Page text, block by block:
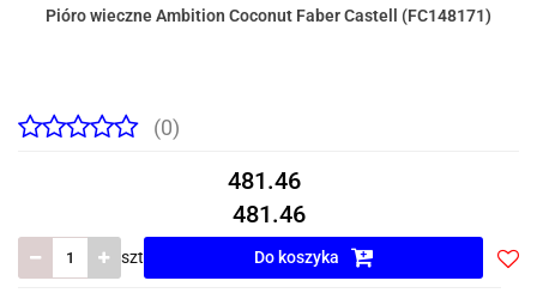
Pióro wieczne Ambition Coconut Faber Castell (FC148171)
(0)
481.46
481.46
szt Do koszyka